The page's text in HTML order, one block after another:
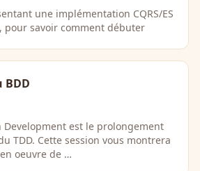
une implémentation CQRS/ES
pour savoir comment débuter
Development est le prolongement
TDD. Cette session vous montrera
oeuvre de …